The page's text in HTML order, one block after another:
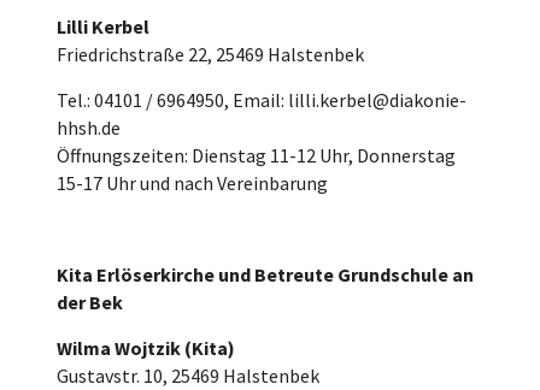
Lilli Kerbel
Friedrichstraße 22, 25469 Halstenbek
Tel.: 04101 / 6964950, Email: lilli.kerbel@diakonie-
hhsh.de
Öffnungszeiten: Dienstag 11-12 Uhr, Donnerstag
15-17 Uhr und nach Vereinbarung
Kita Erlöserkirche und Betreute Grundschule an
der Bek
Wilma Wojtzik (Kita)
Gustavstr. 10, 25469 Halstenbek